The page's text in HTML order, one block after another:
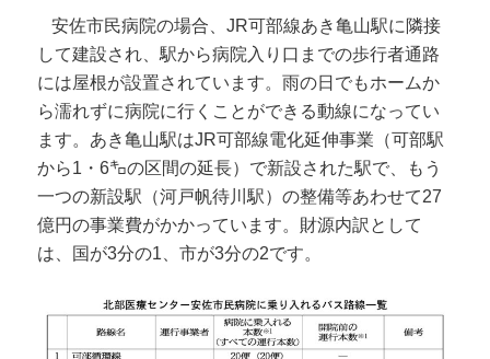
安佐市民病院の場合、JR可部線あき亀山駅に隣接
して建設され、駅から病院入り口までの歩行者通路
には屋根が設置されています。雨の日でもホームか
ら濡れずに病院に行くことができる動線になってい
ます。あき亀山駅はJR可部線電化延伸事業（可部駅
から1・6㌔の区間の延長）で新設された駅で、もう
一つの新設駅（河戸帆待川駅）の整備等あわせて27
億円の事業費がかかっています。財源内訳として
は、国が3分の1、市が3分の2です。